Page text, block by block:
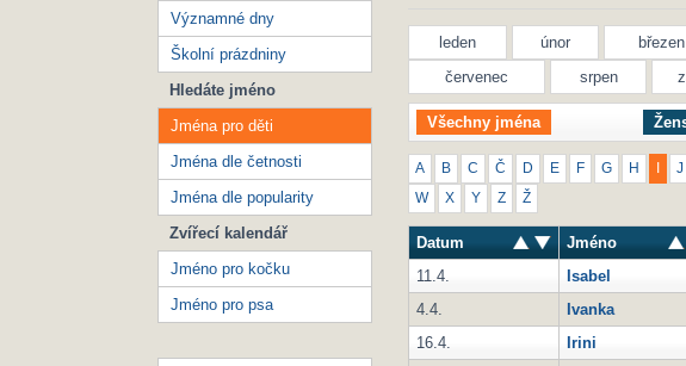
leden únor březen
červenec
srpen
Všechny jména
A B C Č D E F G H J
W X Y Z Ž
Datum Jméno
11.4.
Isabel
4.4.
Ivanka
16.4.
Irini
Významné dny
Školní prázdniny
Hledáte jméno
Jména pro děti
Jména dle četnosti
Jména dle popularity
Zvířecí kalendář
Jméno pro kočku
Jméno pro psa